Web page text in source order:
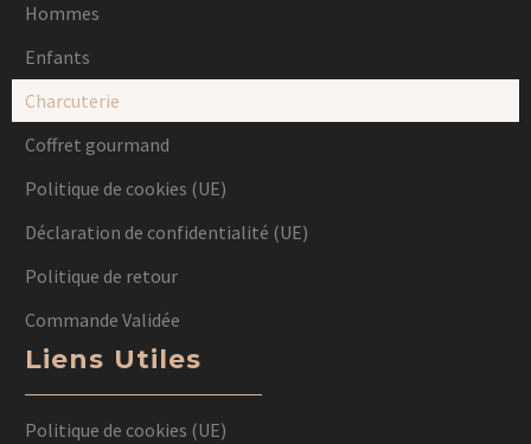
Hommes
Enfants
Charcuterie
Coffret gourmand
Politique de cookies (UE)
Déclaration de confidentialité (UE)
Politique de retour
Commande Validée
Liens Utiles
Politique de cookies (UE)